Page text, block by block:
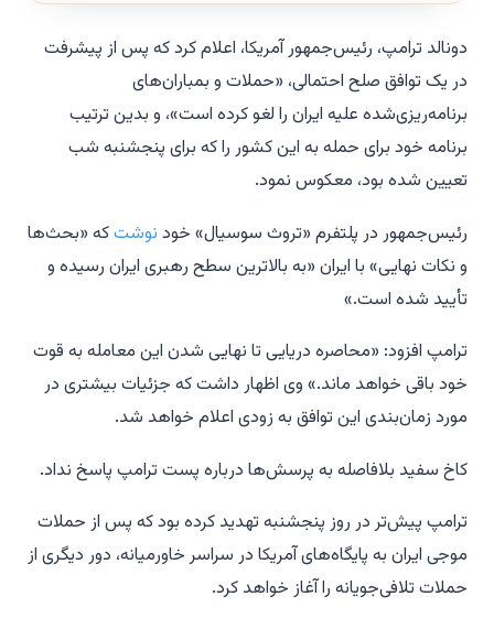
دونالد ترامپ، رئیس‌جمهور آمریکا، اعلام کرد که پس از پیشرفت
در یک توافق صلح احتمالی، «حملات و بمباران‌های
برنامه‌ریزی‌شده علیه ایران را لغو کرده است»، و بدین ترتیب
برنامه خود برای حمله به این کشور را که برای پنجشنبه شب
تعیین شده بود، معکوس نمود.
رئیس‌جمهور در پلتفرم «تروث سوسیال» خود نوشتکه «بحث‌ها
و نکات نهایی» با ایران «به بالاترین سطح رهبری ایران رسیده و
تأیید شده است.»
ترامپ افزود: «محاصره دریایی تا نهایی شدن این معامله به قوت
خود باقی خواهد ماند.» وی اظهار داشت که جزئیات بیشتری در
مورد زمان‌بندی این توافق به زودی اعلام خواهد شد.
کاخ سفید بلافاصله به پرسش‌ها درباره پست ترامپ پاسخ نداد.
ترامپ پیش‌تر در روز پنجشنبه تهدید کرده بود که پس از حملات
موجی ایران به پایگاه‌های آمریکا در سراسر خاورمیانه، دور دیگری از
حملات تلافی‌جویانه را آغاز خواهد کرد.